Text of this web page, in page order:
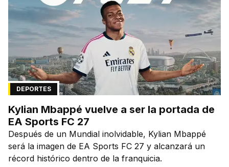
DEPORTES
Kylian Mbappé vuelve a ser la portada de
EA Sports FC 27
Después de un Mundial inolvidable, Kylian Mbappé
será la imagen de EA Sports FC 27 y alcanzará un
récord histórico dentro de la franquicia.